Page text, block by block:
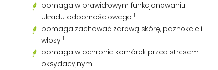
pomaga w prawidłowym funkcjonowaniu
układu odpornościowego 1
pomaga zachować zdrową skórę, paznokcie i
włosy 1
pomaga w ochronie komórek przed stresem
oksydacyjnym 1